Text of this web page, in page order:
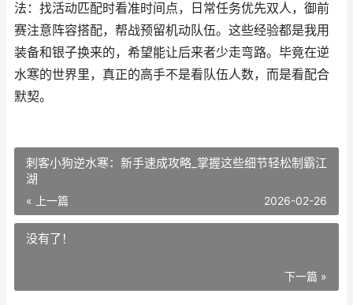
法：找活动匹配时看准时间点，日常任务优先双人，御前
赛注意阵容搭配，帮战预留机动队伍。这些经验都是我用
装备和银子换来的，希望能让后来者少走弯路。毕竟在逆
水寒的世界里，真正的高手不是看队伍人数，而是看配合
默契。
刺客小狗逆水寒：新手速成攻略_掌握这些细节轻松制霸江
湖
« 上一篇 2026-02-26
没有了！
下一篇 »